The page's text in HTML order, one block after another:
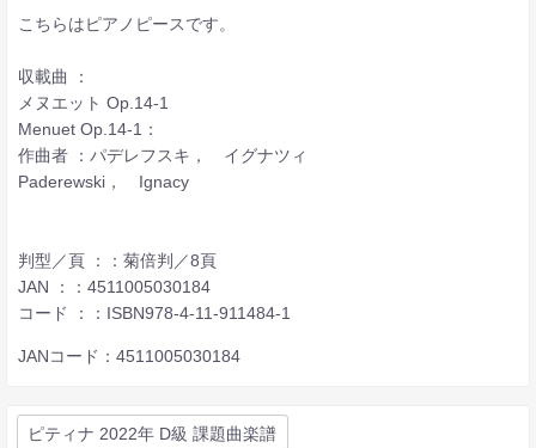
こちらはピアノピースです。
収載曲 ：
メヌエット Op.14-1
Menuet Op.14-1：
作曲者 ：パデレフスキ， イグナツィ
Paderewski， Ignacy
判型／頁 ：：菊倍判／8頁
JAN ：：4511005030184
コード ：：ISBN978-4-11-911484-1
JANコード：4511005030184
ピティナ 2022年 D級 課題曲楽譜